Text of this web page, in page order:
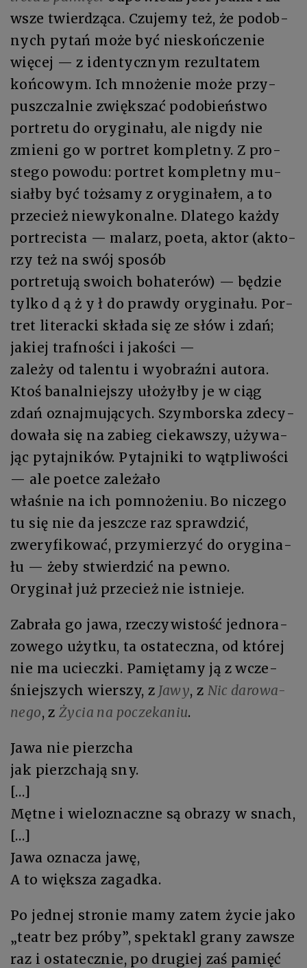
wsze twier­dzą­ca. Czu­je­my też, że po­dob­
nych pytań mo­że być nie­skoń­cze­nie
wię­cej — z iden­tycz­nym re­zul­ta­tem
koń­co­wym. Ich mno­że­nie mo­że przy­
pusz­czal­nie zwięk­szać po­do­bień­stwo
por­tre­tu do orygina­łu, ale ni­gdy nie
zmie­ni go w por­tret kom­plet­ny. Z pro­
ste­go powodu: por­tret kom­plet­ny mu­
siał­by być toż­sa­my z ory­gi­na­łem, a to
przecież niewy­ko­nal­ne. Dla­te­go każ­dy
por­tre­ci­sta — ma­larz, po­eta, ak­tor (ak­to­
rzy też na swój spo­sób
por­tre­tu­ją swo­ich bo­ha­te­rów) — bę­dzie
tyl­ko d ą­ ż y ł do praw­dy ory­gi­na­łu. Por­
tret li­te­rac­ki skła­da się ze słów i zdań;
jakiej trafno­ści i ja­ko­ści —
za­le­ży od ta­len­tu i wyobraź­ni au­to­ra.
Ktoś ba­nal­niej­szy uło­żył­by je w ciąg
zdań oznajmujących. Szym­bor­ska zdecy­
do­wa­ła się na za­bieg cie­kaw­szy, uży­wa­
jąc pytajni­ków. Pytaj­ni­ki to wątpli­wo­ści
— ale po­et­ce za­le­ża­ło
wła­śnie na ich pomnożeniu. Bo nicze­go
tu się nie da jesz­cze raz spraw­dzić,
zwery­fi­ko­wać, przymie­rzyć do orygina­
łu — że­by stwier­dzić na pew­no.
Ory­gi­nał już przecież nie istnieje.
Za­bra­ła go ja­wa, rze­czy­wi­stość jed­no­ra­
zo­we­go użyt­ku, ta osta­tecz­na, od któ­rej
nie ma uciecz­ki. Pa­mię­ta­my ją z wcze­
śniej­szych wier­szy, z Ja­wy, z Nic da­ro­wa­
ne­go, zŻy­cia na poczekaniu.
Ja­wa nie pierz­cha
jak pierz­cha­ją sny.
[…]
Męt­ne i wieloznacz­ne są ob­ra­zy w snach,
[…]
Ja­wa ozna­cza jawę,
A to więk­sza za­gad­ka.
Po jed­nej stro­nie ma­my za­tem ży­cie ja­ko
„te­atr bez pró­by”, spek­takl gra­ny za­wsze
raz i osta­tecz­nie, po dru­giej zaś pa­mięć